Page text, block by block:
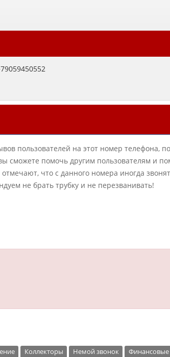
пользователей на этот номер телефона,
сможете помочь другим пользователям и
что с данного номера иногда
не брать трубку и не перезванивать!
Коллекторы Немой звонок Финансовые